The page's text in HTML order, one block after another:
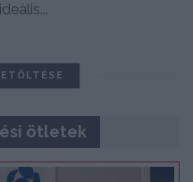
ötletek